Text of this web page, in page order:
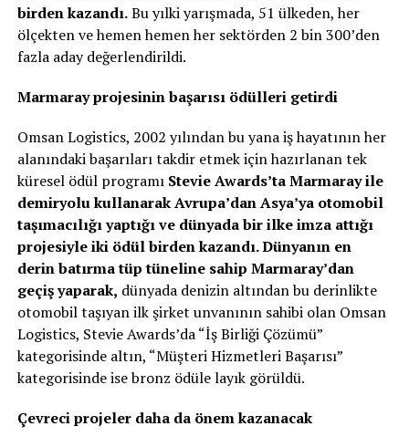
birden kazandı.Bu yılki yarışmada, 51 ülkeden, her
ölçekten ve hemen hemen her sektörden 2 bin 300’den
fazla aday değerlendirildi.
Marmaray projesinin başarısı ödülleri getirdi
Omsan Logistics, 2002 yılından bu yana iş hayatının her
alanındaki başarıları takdir etmek için hazırlanan tek
küresel ödül programı Stevie Awards’ta Marmaray ile
demiryolu kullanarak Avrupa’dan Asya’ya otomobil
taşımacılığı yaptığı ve dünyada bir ilke imza attığı
projesiyle iki ödül birden kazandı. Dünyanın en
derin batırma tüp tüneline sahip Marmaray’dan
geçiş yaparak, dünyada denizin altından bu derinlikte
otomobil taşıyan ilk şirket unvanının sahibi olan Omsan
Logistics, Stevie Awards’da “İş Birliği Çözümü”
kategorisinde altın, “Müşteri Hizmetleri Başarısı”
kategorisinde ise bronz ödüle layık görüldü.
Çevreci projeler daha da önem kazanacak